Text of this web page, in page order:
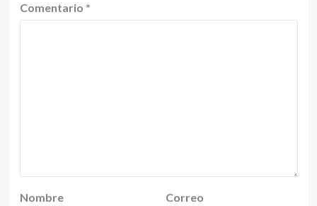
Comentario *
Nombre Correo